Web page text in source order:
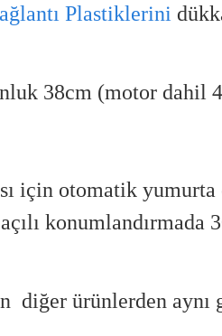
Plastiklerini
38cm (motor dahil
için otomatik
konumlandırmada
ürünlerden aynı